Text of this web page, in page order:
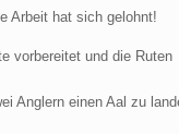
Arbeit hat sich gelohnt!
vorbereitet und die Ruten
Anglern einen Aal zu